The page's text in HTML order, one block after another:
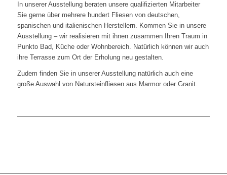
In unserer Ausstellung beraten unsere qualifizierten Mitarbeiter
Sie gerne über mehrere hundert Fliesen von deutschen,
spanischen und italienischen Herstellern. Kommen Sie in unsere
Ausstellung – wir realisieren mit ihnen zusammen Ihren Traum in
Punkto Bad, Küche oder Wohnbereich. Natürlich können wir auch
ihre Terrasse zum Ort der Erholung neu gestalten.
Zudem finden Sie in unserer Ausstellung natürlich auch eine
große Auswahl von Natursteinfliesen aus Marmor oder Granit.